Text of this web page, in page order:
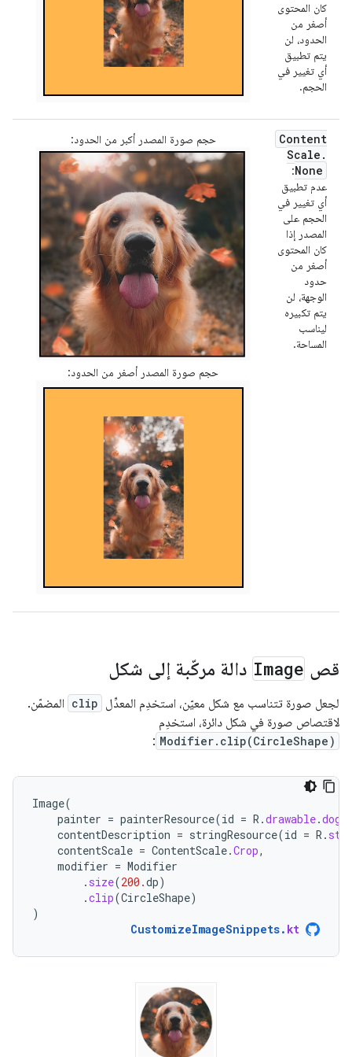
كان المحتوى
أصغر من
الحدود، لن
يتم تطبيق
أي تغيير في
الحجم.
Content
Scale .
None
:
عدم تطبيق
أي تغيير في
الحجم على
المصدر إذا
كان المحتوى
أصغر من
حدود
الوجهة، لن
يتم تكبيره
ليناسب
المساحة.
حجم صورة المصدر أكبر من الحدود:
حجم صورة المصدر أصغر من الحدود:
قص Image دالة مركّبة إلى شكل
لجعل صورة تتناسب مع شكل معيّن، استخدِم المعدِّل clip المضمّن.
لاقتصاص صورة في شكل دائرة، استخدِم
Modifier.clip(CircleShape)
:
Image(
painter = painterResource(id = R .drawable.dog
contentDescription = stringResource(id = R .
contentScale = ContentScale.Crop,
modifier = Modifier
. size(200.dp)
.clip(CircleShape)
)
CustomizeImageSnippets. kt